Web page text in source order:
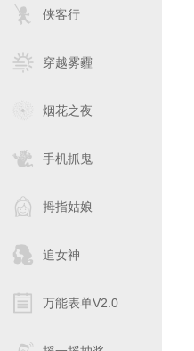
侠客行
穿越雾霾
烟花之夜
手机抓鬼
拇指姑娘
追女神
万能表单V2.0